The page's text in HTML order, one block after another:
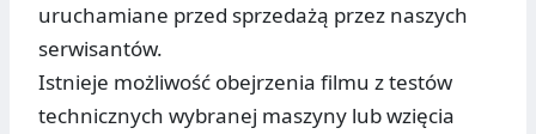
uruchamiane przed sprzedażą przez naszych
serwisantów.
Istnieje możliwość obejrzenia filmu z testów
technicznych wybranej maszyny lub wzięcia